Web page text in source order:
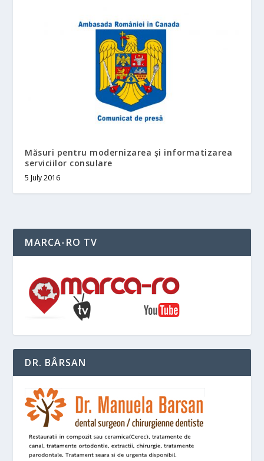
Măsuri pentru modernizarea și informatizarea
serviciilor consulare
5 July 2016
MARCA-RO TV
DR. BÂRSAN